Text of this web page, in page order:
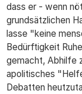
dass er - wenn
grundsätzlichen
lasse "keine
Bedürftigkeit
gemacht, Abhilfe
apolitisches
Debatten